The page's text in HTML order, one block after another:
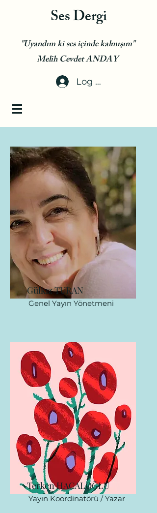
Ses Dergi
"Uyandım ki ses içinde kalmışım"
Melih Cevdet ANDAY
Log In
Gülkız TURAN
Genel Yayın Yönetmeni
Terken HACALOĞLU
Yayın Koordinatörü / Yazar